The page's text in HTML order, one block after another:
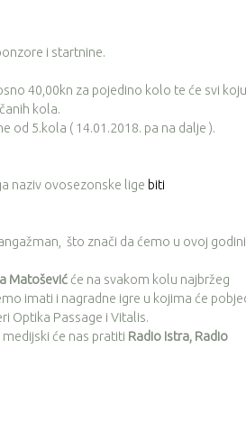
i startnine.
40,00kn za pojedino kolo te će svi koju
kola.
od 5.kola ( 14.01.2018. pa na dalje ).
naziv ovosezonske lige biti
što znači da ćemo u ovoj godini
Matošević će na svakom kolu najbržeg
imati i nagradne igre u kojima će
Optika Passage i Vitalis.
će nas pratiti Radio Istra, Radio